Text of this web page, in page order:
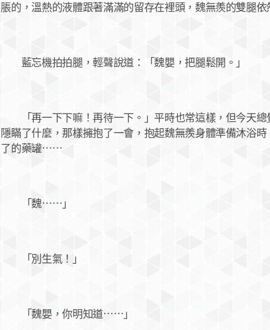
脹的，溫熱的液體跟著滿滿的留存在裡頭，魏無羨的雙腿
藍忘機拍拍腿，輕聲說道：「魏嬰，把腿鬆開。」
「再一下下嘛！再待一下。」平時也常這樣，但今天總
隱瞞了什麼，那樣擁抱了一會，抱起魏無羨身體準備沐浴
了的藥罐⋯⋯
「魏⋯⋯」
「別生氣！」
「魏嬰，你明知道⋯⋯」